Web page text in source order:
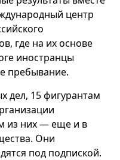
центр
где на их основе
иностранцы
пребывание.
дел, 15 фигурантам
из них — еще и в
Они
под подпиской.